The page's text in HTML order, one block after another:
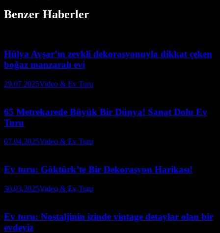
Benzer Haberler
Hülya Avşar’ın zevkli dekorasyonuyla dikkat çeken
boğaz manzaralı evi
29.07.2025Video & Ev Turu
65 Metrekarede Büyük Bir Dünya! Sanat Dolu Ev
Turu
07.04.2025Video & Ev Turu
Ev turu: Göktürk’te Bir Dekorasyon Harikası!
30.03.2025Video & Ev Turu
Ev turu: Nostaljinin izinde vintage detaylar olan bir
evdeyiz